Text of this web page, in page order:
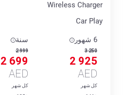
Wireless Charger
Car Play
6 شهور
3 250
2 925
AED
كل شهر
سنة
2 999
2 699
AED
كل شهر